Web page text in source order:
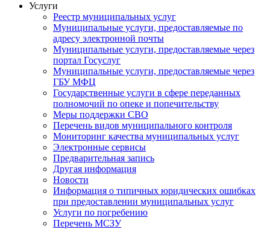
Услуги
Реестр муниципальных услуг
Муниципальные услуги, предоставляемые по
адресу электронной почты
Муниципальные услуги, предоставляемые через
портал Госуслуг
Муниципальные услуги, предоставляемые через
ГБУ МФЦ
Государственные услуги в сфере переданных
полномочий по опеке и попечительству
Меры поддержки СВО
Перечень видов муниципального контроля
Мониторинг качества муниципальных услуг
Электронные сервисы
Предварительная запись
Другая информация
Новости
Информация о типичных юридических ошибках
при предоставлении муниципальных услуг
Услуги по погребению
Перечень МСЗУ